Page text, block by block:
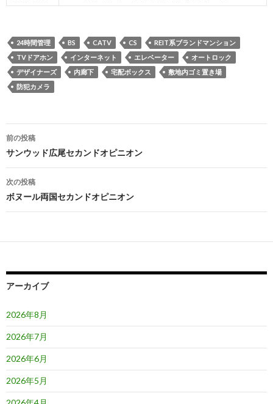
24時間管理 BS CATV CS
REIT系ブランドマンション
TVドアホン
インターネット エレベーター
オートロック
デザイナーズ
内廊下 宅配ボックス
敷地内ゴミ置き場
防犯カメラ
投
稿
ナ
ビ
ゲ
ー
ョ
前の投稿
サンウッド広尾セカンドオピニオン
次の投稿
ボヌール両国セカンドオピニオン
アーカイブ
2026年8月
2026年7月
2026年6月
2026年5月